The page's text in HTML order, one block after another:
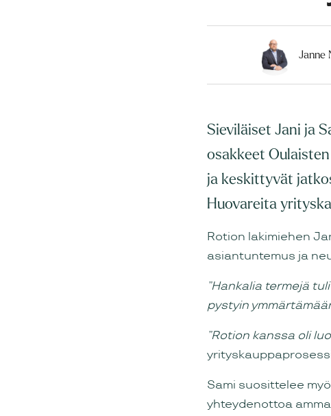
Janne
Sieviläiset Jani ja
osakkeet
ja keskittyvät
Huovareita
Rotion lakimiehen
asiantuntemus ja
”Hankalia termejä
pystyin
”Rotion kanssa oli
Sami suosittelee
yhteydenottoa